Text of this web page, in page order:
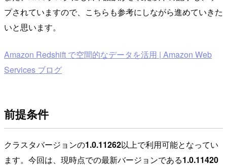
プされていますので、こちらも参考にしながら進めていきた
いと思います。
Amazon Redshift で空間的なデータを活用 | Amazon Web
Services ブログ
前提条件
クラスタバージョンの1.0.11262以上で利用可能となってい
ます。今回は、現時点での最新バージョンである1.0.11420